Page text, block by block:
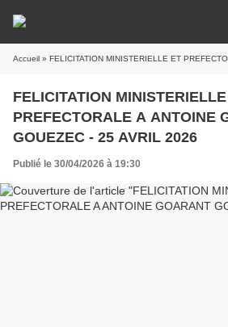
Accueil » FELICITATION MINISTERIELLE ET PREFECTORALE A
FELICITATION
PREFECTORALE A ANTOINE
GOUEZEC - 25 AVRIL 2026
Publié le 30/04/2026 à 19:30